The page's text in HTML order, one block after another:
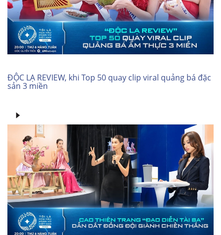
ĐỘC LẠ REVIEW, khi Top 50 quay clip viral quảng bá đặc
sản 3 miền